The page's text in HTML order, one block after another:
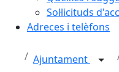
Sol·licituds
Adreces i telèfons
Ajuntament